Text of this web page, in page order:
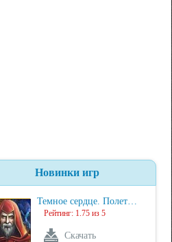
Новинки игр
Темное сердце. Полет…
Рейтинг: 1.75 из 5
Скачать